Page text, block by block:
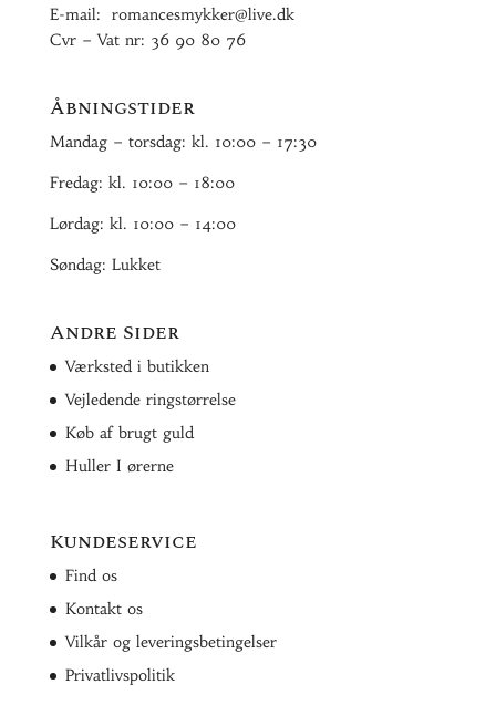
E-mail: romancesmykker@live.dk
Cvr – Vat nr: 36 90 80 76
Åbningstider
Mandag – torsdag: kl. 10:00 – 17:30
Fredag: kl. 10:00 – 18:00
Lørdag: kl. 10:00 – 14:00
Søndag: Lukket
Andre Sider
Værksted i butikken
Vejledende ringstørrelse
Køb af brugt guld
Huller I ørerne
Kundeservice
Find os
Kontakt os
Vilkår og leveringsbetingelser
Privatlivspolitik